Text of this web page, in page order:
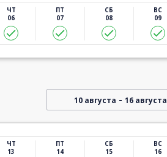
ЧТ
06
ПТ
07
СБ
08
ВС
09
10 августа - 16 августа
ЧТ
13
ПТ
14
СБ
15
ВС
16